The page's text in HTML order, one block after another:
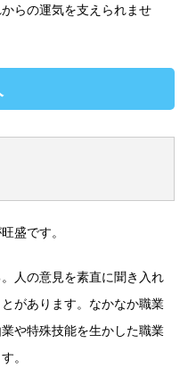
らの運気を支えられませ
盛です。
人の意見を素直に聞き入れ
があります。なかなか職業
や特殊技能を生かした職業
。